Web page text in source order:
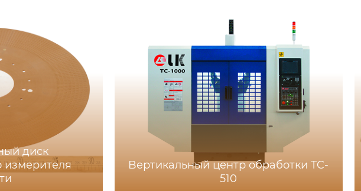
диск
измерителя
Bертикальный центр обработки TC-
510